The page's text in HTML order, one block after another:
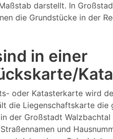
darstellt. In
die Grundstücke in der
in einer
oder Katasterkarte wird
die Liegenschaftskarte
der Großstadt
und